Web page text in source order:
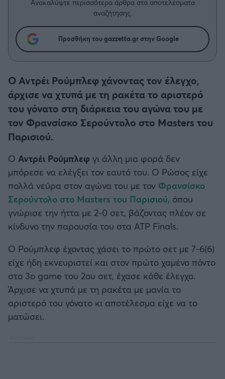
Δημήτρης Τσορμπατζόγλου
Λεβαδειακός
Βόλος
Ατρόμητος Αθηνών
Αστέρας Τρίπολης
Παναιτωλικός
Καλαμάτα
Μπαρτσελόνα
Συνεντεύξεις
Μια Ιστορία από την Πόλη
Ανακαλύψτε περισσότερα άρθρα στα αποτελέσματα
αναζήτησης.
Προσθήκη του gazzetta.gr στην Google
Ο Αντρέι Ρούμπλεφ χάνοντας τον έλεγχο,
άρχισε να χτυπά με τη ρακέτα το αριστερό
του γόνατο στη διάρκεια του αγώνα του με
τον Φρανσίσκο Σερούντολο στο Masters του
Παρισιού.
Ο Αντρέι Ρούμπλεφ γι άλλη μια φορά δεν
μπόρεσε να ελέγξει τον εαυτό του. Ο Ρώσος είχε
πολλά νεύρα στον αγώνα του με τον Φρανσίσκο
Σερούντολο στο Masters του Παρισιού, όπου
γνώρισε την ήττα με 2-0 σετ, βάζοντας πλέον σε
κίνδυνο την παρουσία του στα ATP Finals.
Ο Ρούμπλεφ έχοντας χάσει το πρώτο σετ με 7-6(6)
είχε ήδη εκνευριστεί και στον πρώτο χαμένο πόντο
στο 3ο game του 2ου σετ, έχασε κάθε έλεγχο.
Άρχισε να χτυπά με τη ρακέτα με μανία το
αριστερό του γόνατο κι αποτέλεσμα είχε να το
ματώσει.